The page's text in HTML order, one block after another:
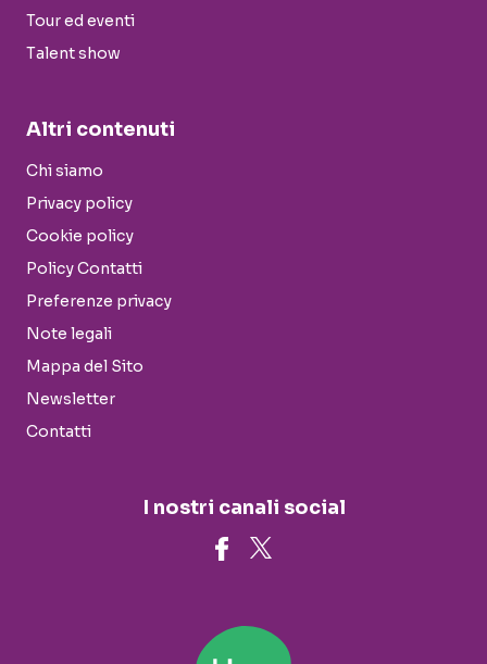
Tour ed eventi
Talent show
Altri contenuti
Chi siamo
Privacy policy
Cookie policy
Policy Contatti
Preferenze privacy
Note legali
Mappa del Sito
Newsletter
Contatti
I nostri canali social